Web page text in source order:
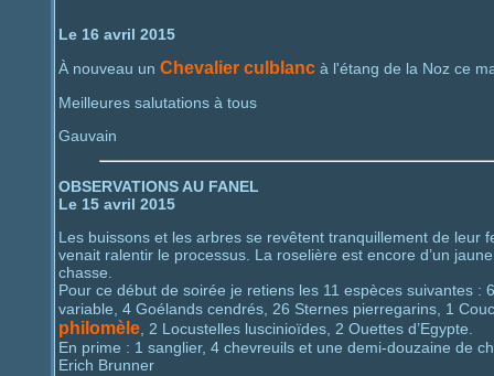
Le 16 avril 2015
À nouveau un Chevalier culblanc à l'étang de la Noz ce
Meilleures salutations à tous
Gauvain
OBSERVATIONS AU FANEL
Le 15 avril 2015
Les buissons et les arbres se revêtent tranquillement de
venait ralentir le processus. La roselière est encore d’un
chasse.
Pour ce début de soirée je retiens les 11 espèces suivantes
variable, 4 Goélands cendrés, 26 Sternes pierregarins, 1
philomèle, 2 Locustelles luscinioïdes, 2 Ouettes d’Egypte.
En prime : 1 sanglier, 4 chevreuils et une demi-douzaine de
Erich Brunner